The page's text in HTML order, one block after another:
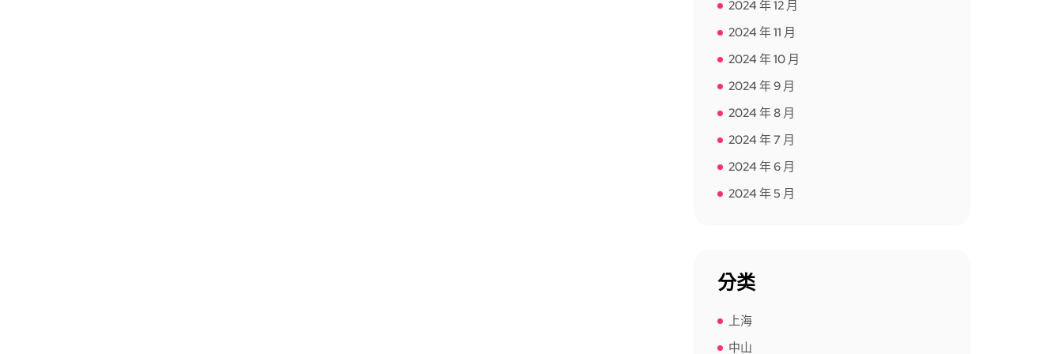
2024 年 12 月
2024 年 11 月
2024 年 10 月
2024 年 9 月
2024 年 8 月
2024 年 7 月
2024 年 6 月
2024 年 5 月
分类
上海
中山